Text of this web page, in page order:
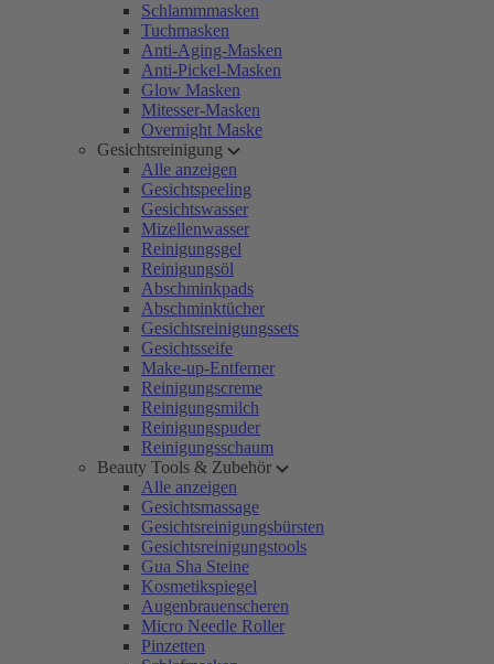
Schlammmasken
Tuchmasken
Anti-Aging-Masken
Anti-Pickel-Masken
Glow Masken
Mitesser-Masken
Overnight Maske
Gesichtsreinigung
Alle anzeigen
Gesichtspeeling
Gesichtswasser
Mizellenwasser
Reinigungsgel
Reinigungsöl
Abschminkpads
Abschminktücher
Gesichtsreinigungssets
Gesichtsseife
Make-up-Entferner
Reinigungscreme
Reinigungsmilch
Reinigungspuder
Reinigungsschaum
Beauty Tools & Zubehör
Alle anzeigen
Gesichtsmassage
Gesichtsreinigungsbürsten
Gesichtsreinigungstools
Gua Sha Steine
Kosmetikspiegel
Augenbrauenscheren
Micro Needle Roller
Pinzetten